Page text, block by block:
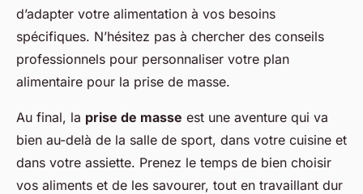
d’adapter votre alimentation à vos besoins
spécifiques. N’hésitez pas à chercher des conseils
professionnels pour personnaliser votre plan
alimentaire pour la prise de masse.
Au final, la prise de masse est une aventure qui va
bien au-delà de la salle de sport, dans votre cuisine et
dans votre assiette. Prenez le temps de bien choisir
vos aliments et de les savourer, tout en travaillant dur